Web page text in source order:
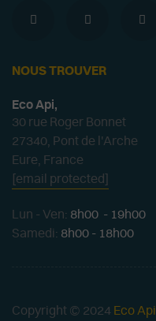
NOUS TROUVER
Eco Api,
30 rue Roger Bonnet
27340, Pont de l'Arche
Eure, France
[email protected]
Lun - Ven: 8h00 - 19h00
Samedi: 8h00 - 18h00
Copyright © 2024 Eco Api